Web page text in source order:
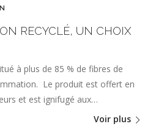
RECYCLÉ, UN CHOIX
à plus de 85 % de fibres de
Le produit est offert en
et est ignifugé aux…
Voir plus